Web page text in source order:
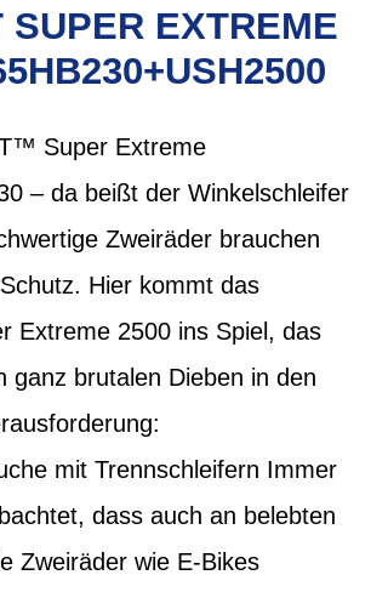
SUPER EXTREME
Super Extreme
– da beißt der Winkelschleifer
Zweiräder brauchen
Hier kommt das
Extreme 2500 ins Spiel, das
ganz brutalen Dieben in den
mit Trennschleifern Immer
dass auch an belebten
Zweiräder wie E-Bikes